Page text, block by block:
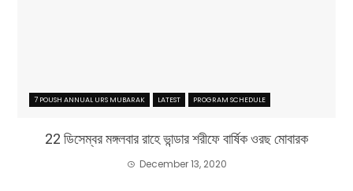
7 POUSH ANNUAL URS MUBARAK LATEST PROGRAM SCHEDULE
22 ডিসেম্বর মঙ্গলবার রাহে ভান্ডার শরীফে বার্ষিক ওরছ মোবারক
December 13, 2020